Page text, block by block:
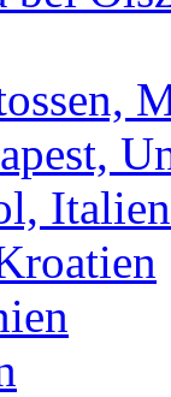
Italien